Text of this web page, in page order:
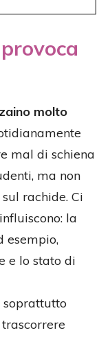
zaino molto
mal di schiena
ma non
rachide. Ci
la
esempio,
e lo stato di
soprattutto